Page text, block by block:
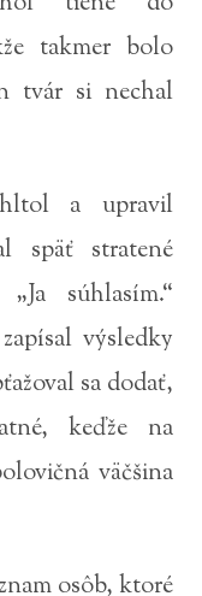
takmer bolo
tvár si nechal
a upravil
späť stratené
súhlasím.“
výsledky
sa dodať,
keďže na
väčšina
osôb, ktoré